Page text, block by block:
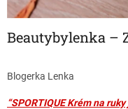
Beautybylenka –
Blogerka Lenka
“SPORTIQUE Krém na